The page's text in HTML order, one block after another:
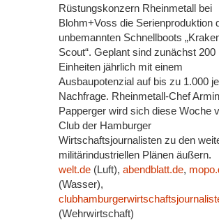
Rüstungskonzern Rheinmetall bei
Blohm+Voss die Serienproduktion
unbemannten Schnellboots
Scout“. Geplant sind zunächst 200
Einheiten jährlich mit einem
Ausbaupotenzial auf bis zu 1.000
Nachfrage. Rheinmetall-Chef Armin
Papperger wird sich diese Woche
Club der Hamburger
Wirtschaftsjournalisten zu den
militärindustriellen Plänen äußern.
welt.de (Luft), abendblatt.de,
(Wasser),
(Wehrwirtschaft)